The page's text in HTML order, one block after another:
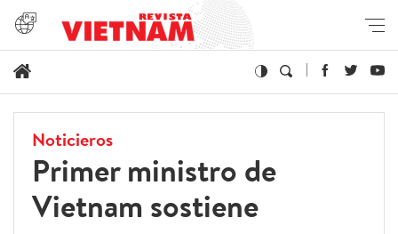
Noticieros
Primer ministro de
Vietnam sostiene